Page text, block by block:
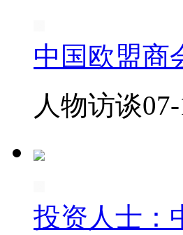
中国欧盟商
人物访谈
投资人士：